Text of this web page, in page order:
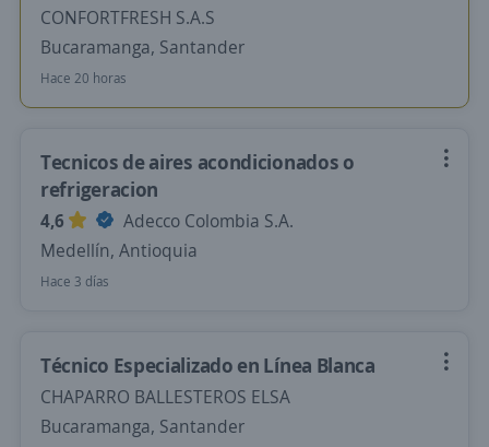
CONFORTFRESH S.A.S
Bucaramanga, Santander
Hace 20 horas
Tecnicos de aires acondicionados o
refrigeracion
4,6
Adecco Colombia S.A.
Medellín, Antioquia
Hace 3 días
Técnico Especializado en Línea Blanca
CHAPARRO BALLESTEROS ELSA
Bucaramanga, Santander